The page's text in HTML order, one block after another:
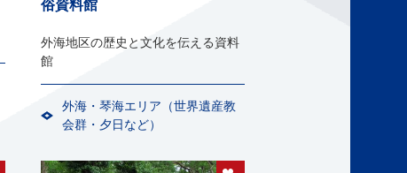
俗資料館
外海地区の歴史と文化を伝える資料
館
外海・琴海エリア（世界遺産教
会群・夕日など）